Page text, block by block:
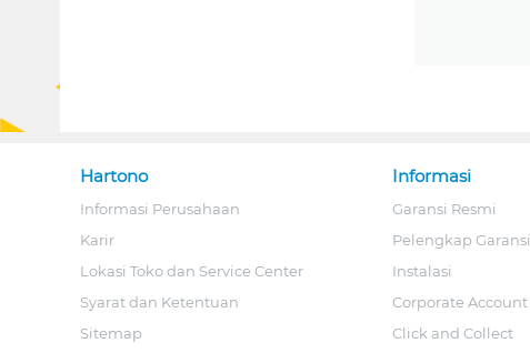
Hartono
Informasi Perusahaan
Karir
Lokasi Toko dan Service Center
Syarat dan Ketentuan
Sitemap
Informasi
Garansi Resmi
Pelengkap Garansi
Instalasi
Corporate Account
Click and Collect